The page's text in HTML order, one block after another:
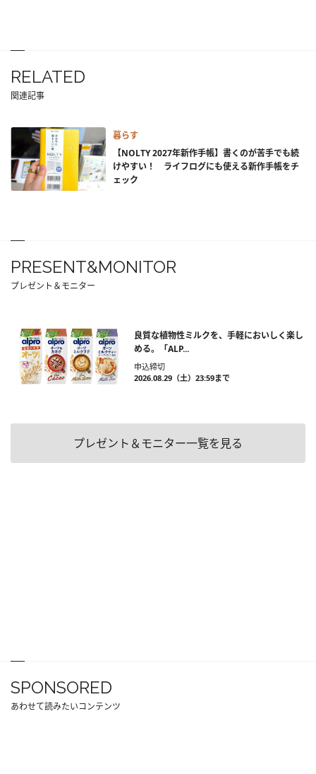
RELATED
関連記事
暮らす
【NOLTY 2027年新作手帳】書くのが苦手でも続
けやすい！ ライフログにも使える新作手帳をチ
ェック
PRESENT&MONITOR
プレゼント＆モニター
良質な植物性ミルクを、手軽においしく楽し
める。「ALP...
申込締切
2026.08.29（土）23:59まで
プレゼント＆モニター一覧を見る
SPONSORED
あわせて読みたいコンテンツ